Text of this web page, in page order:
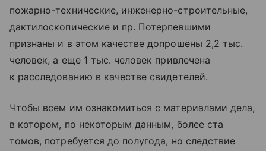
пожарно-технические, инженерно-строительные,
дактилоскопические и пр. Потерпевшими
признаны и в этом качестве допрошены 2,2 тыс.
человек, а еще 1 тыс. человек привлечена
к расследованию в качестве свидетелей.
Чтобы всем им ознакомиться с материалами дела,
в котором, по некоторым данным, более ста
томов, потребуется до полугода, но следствие